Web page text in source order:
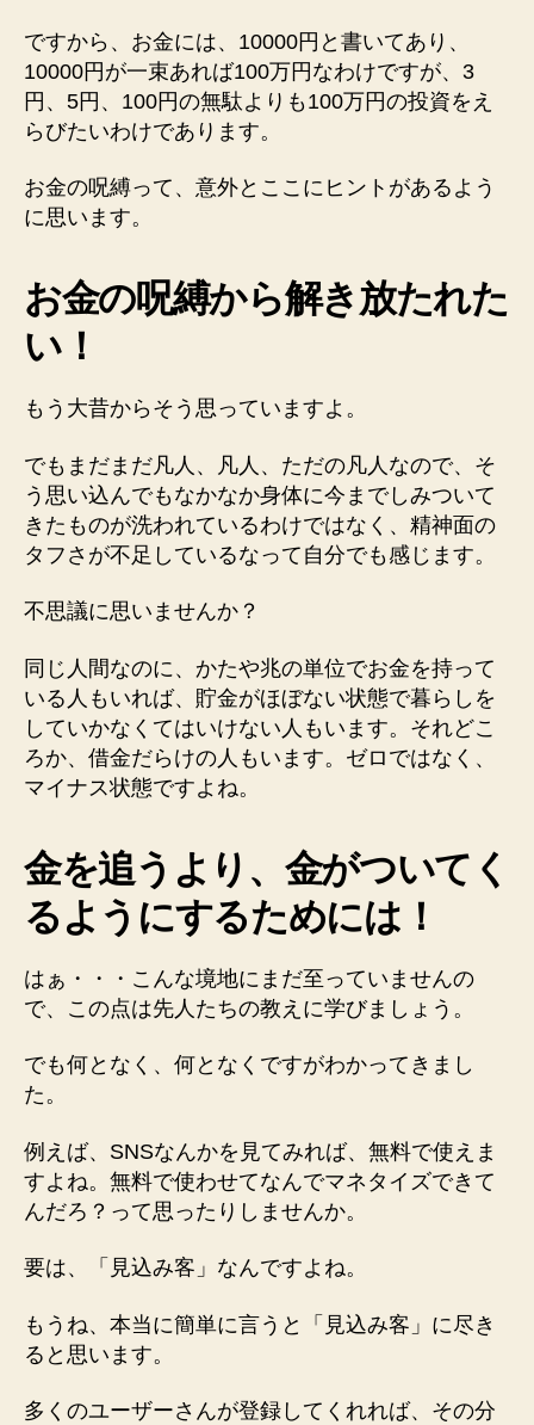
ですから、お金には、10000円と書いてあり、
10000円が一束あれば100万円なわけですが、3
円、5円、100円の無駄よりも100万円の投資をえ
らびたいわけであります。
お金の呪縛って、意外とここにヒントがあるよう
に思います。
お金の呪縛から解き放たれた
い！
もう大昔からそう思っていますよ。
でもまだまだ凡人、凡人、ただの凡人なので、そ
う思い込んでもなかなか身体に今までしみついて
きたものが洗われているわけではなく、精神面の
タフさが不足しているなって自分でも感じます。
不思議に思いませんか？
同じ人間なのに、かたや兆の単位でお金を持って
いる人もいれば、貯金がほぼない状態で暮らしを
していかなくてはいけない人もいます。それどこ
ろか、借金だらけの人もいます。ゼロではなく、
マイナス状態ですよね。
金を追うより、金がついてく
るようにするためには！
はぁ・・・こんな境地にまだ至っていませんの
で、この点は先人たちの教えに学びましょう。
でも何となく、何となくですがわかってきまし
た。
例えば、SNSなんかを見てみれば、無料で使えま
すよね。無料で使わせてなんでマネタイズできて
んだろ？って思ったりしませんか。
要は、「見込み客」なんですよね。
もうね、本当に簡単に言うと「見込み客」に尽き
ると思います。
多くのユーザーさんが登録してくれれば、その分